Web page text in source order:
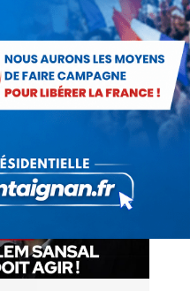
: saluer la
rappeler combien
malgré les…